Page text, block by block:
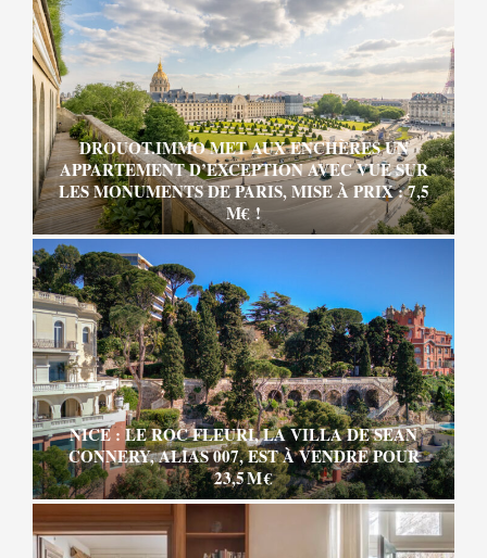
DROUOT.IMMO MET AUX ENCHÈRES UN
APPARTEMENT D’EXCEPTION AVEC VUE SUR
LES MONUMENTS DE PARIS, MISE À PRIX : 7,5
M€ !
NICE : LE ROC FLEURI, LA VILLA DE SEAN
CONNERY, ALIAS 007, EST À VENDRE POUR
23,5 M €